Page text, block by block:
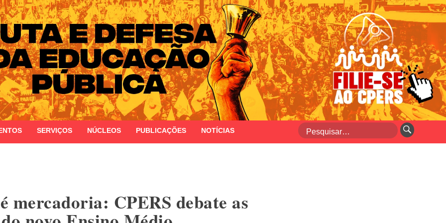
Estado do Rio Grande do Sul
SERVIÇOS NÚCLEOS PUBLICAÇÕES NOTÍCIAS
mercadoria: CPERS debate as